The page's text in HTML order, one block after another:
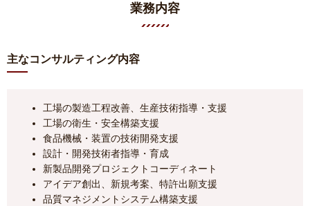
業務内容
主なコンサルティング内容
工場の製造工程改善、生産技術指導・支援
工場の衛生・安全構築支援
食品機械・装置の技術開発支援
設計・開発技術者指導・育成
新製品開発プロジェクトコーディネート
アイデア創出、新規考案、特許出願支援
品質マネジメントシステム構築支援